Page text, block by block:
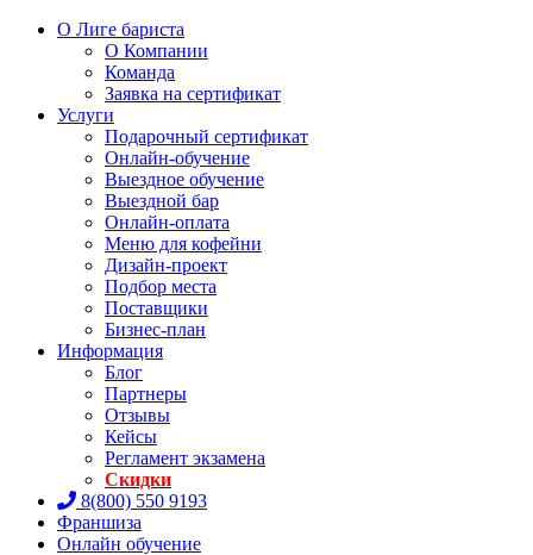
О Лиге бариста
О Компании
Команда
Заявка на сертификат
Услуги
Подарочный сертификат
Онлайн-обучение
Выездное обучение
Выездной бар
Онлайн-оплата
Меню для кофейни
Дизайн-проект
Подбор места
Поставщики
Бизнес-план
Информация
Блог
Партнеры
Отзывы
Кейсы
Регламент экзамена
Скидки
8(800) 550 9193
Франшиза
Онлайн обучение